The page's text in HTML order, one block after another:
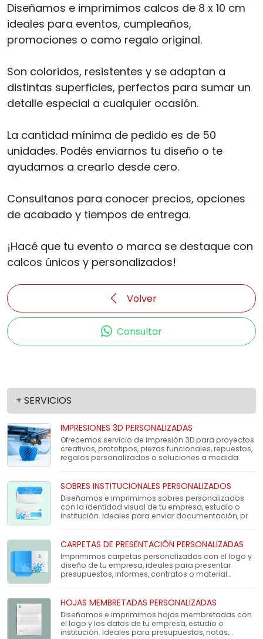
Diseñamos e imprimimos calcos de 8 x 10 cm
ideales para eventos, cumpleaños,
promociones o como regalo original.
Son coloridos, resistentes y se adaptan a
distintas superficies, perfectos para sumar un
detalle especial a cualquier ocasión.
La cantidad mínima de pedido es de 50
unidades. Podés enviarnos tu diseño o te
ayudamos a crearlo desde cero.
Consultanos para conocer precios, opciones
de acabado y tiempos de entrega.
¡Hacé que tu evento o marca se destaque con
calcos únicos y personalizados!
Volver
Consultar
+ SERVICIOS
IMPRESIONES 3D PERSONALIZADAS
Ofrecemos servicio de impresión 3D para proyectos
creativos, prototipos, piezas funcionales, repuestos,
regalos personalizados o soluciones a medida.
SOBRES INSTITUCIONALES PERSONALIZADOS
Diseñamos e imprimimos sobres personalizados
con la identidad visual de tu empresa, estudio o
institución. Ideales para enviar documentación, pr
CARPETAS DE PRESENTACIÓN PERSONALIZADAS
Imprimimos carpetas personalizadas con el logo y
diseño de tu empresa, ideales para presentar
presupuestos, informes, contratos o material
HOJAS MEMBRETADAS PERSONALIZADAS
Diseñamos e imprimimos hojas membretadas con
el logo y los datos de tu empresa, estudio o
institución. Ideales para presupuestos, notas,